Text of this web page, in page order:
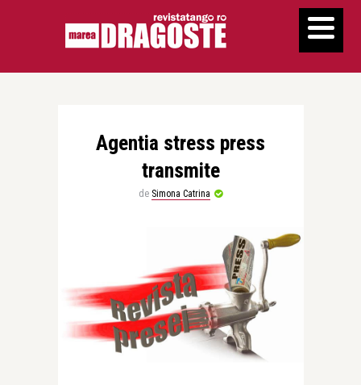
Agentia stress press
transmite
de Simona Catrina